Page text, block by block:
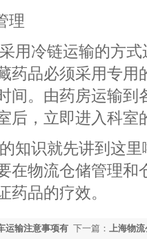
理
采用冷链运输的方式
药品必须采用专用
间。由药房运输到
后，立即进入科室
知识就先讲到这里
在物流仓储管理和
药品的疗效。
下一篇： 上海物
运输注意事项有